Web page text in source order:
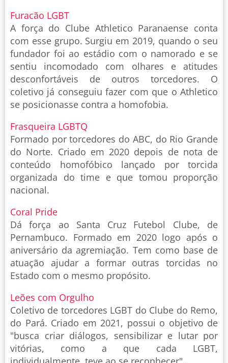
Furacão LGBT
A força do Clube Athletico Paranaense conta
com esse grupo. Surgiu em 2019, quando o seu
fundador foi ao estádio com o namorado e se
sentiu incomodado com olhares e atitudes
desconfortáveis de outros torcedores. O
coletivo já conseguiu fazer com que o Athletico
se posicionasse contra a homofobia.
Frasqueira LGBTQ
Formado por torcedores do ABC, do Rio Grande
do Norte. Criado em 2020 depois de nota de
conteúdo homofóbico lançado por torcida
organizada do time e que tomou proporção
nacional.
Coral Pride
Dá força ao Santa Cruz Futebol Clube, de
Pernambuco. Formado em 2020 logo após o
aniversário da agremiação. Tem como base de
atuação ajudar a formar outras torcidas no
Estado com o mesmo propósito.
Leões com Orgulho
Coletivo de torcedores LGBT do Clube do Remo,
do Pará. Criado em 2021, possui o objetivo de
"busca criar diálogos, sensibilizar e lutar por
vitórias, como a que cada LGBT,